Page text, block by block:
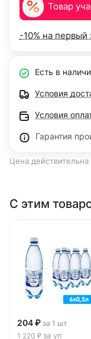
Товар
-10% на первый
Есть в
Условия
Условия
Гарантия
Цена
С этим
204 ₽ за 1 шт
1 220 ₽ за уп